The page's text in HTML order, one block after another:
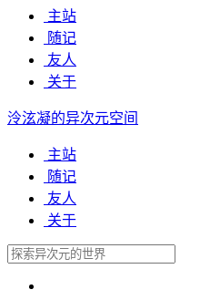
主站
随记
友人
关于
泠泫凝的异次元空间
主站
随记
友人
关于